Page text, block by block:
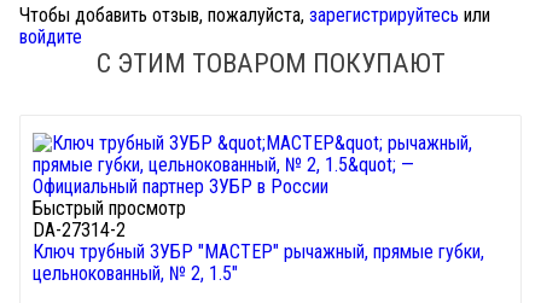
Чтобы добавить отзыв, пожалуйста, зарегистрируйтесь или
войдите
С ЭТИМ ТОВАРОМ ПОКУПАЮТ
Быстрый просмотр
DA-27314-2
Ключ трубный ЗУБР "МАСТЕР" рычажный, прямые губки,
цельнокованный, № 2, 1.5"